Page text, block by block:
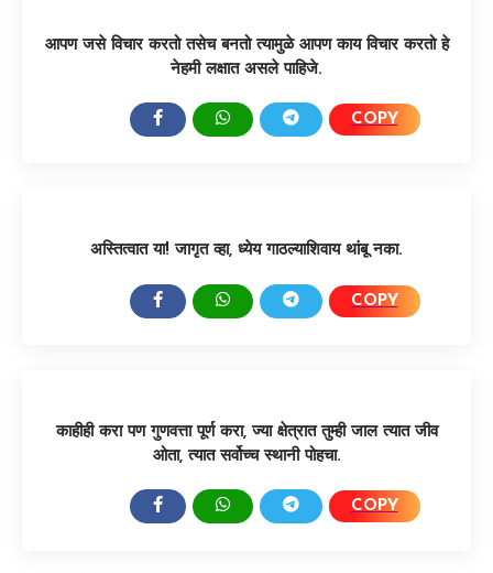
आपण जसे विचार करतो तसेच बनतो त्यामुळे आपण काय विचार करतो हे
नेहमी लक्षात असले पाहिजे.
COPY
अस्तित्वात या! जागृत व्हा, ध्येय गाठल्याशिवाय थांबू नका.
COPY
काहीही करा पण गुणवत्ता पूर्ण करा, ज्या क्षेत्रात तुम्ही जाल त्यात जीव
ओता, त्यात सर्वोच्च स्थानी पोहचा.
COPY